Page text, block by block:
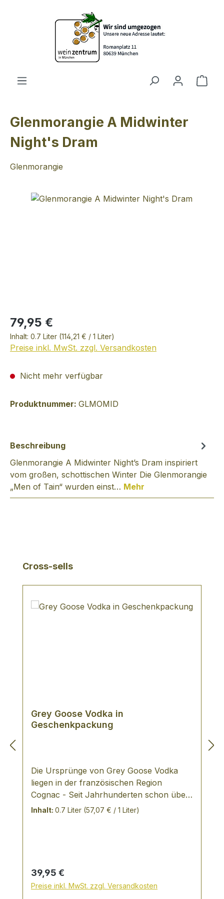
Zum Hauptinhalt springen
Glenmorangie A Midwinter
Night's Dram
Glenmorangie
Bildergalerie überspringen
79,95 €
Inhalt: 0.7 Liter (114,21 € / 1 Liter)
Preise inkl. MwSt. zzgl. Versandkosten
Nicht mehr verfügbar
Produktnummer: GLMOMID
Beschreibung
Glenmorangie A Midwinter Night’s Dram inspiriert
vom großen, schottischen Winter Die Glenmorangie
„Men of Tain“ wurden einst… Mehr
Produktgalerie überspringen
Cross-sells
Grey Goose Vodka in
Geschenkpackung
Die Ursprünge von Grey Goose Vodka
liegen in der französischen Region
Cognac - Seit Jahrhunderten schon üben
die angesehensten Destillationsexperten
welche zur Kreation einer Spirituose
führten, die so außergewöhnlich war,
dass sie den Vodka neu definierte. Unter
Inhalt: 0.7 Liter (57,07 € / 1 Liter)
Regulärer Preis:
39,95 €
Preise inkl. MwSt. zzgl. Versandkosten